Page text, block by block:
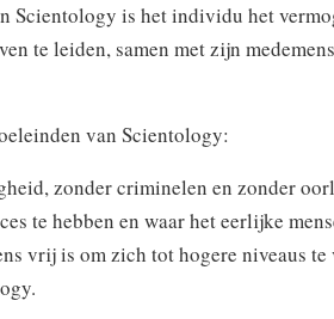
Scientology is het individu het
te leiden, samen met zijn
van Scientology:
zonder criminelen en zonder
te hebben en waar het eerlijke
vrij is om zich tot hogere niveaus te